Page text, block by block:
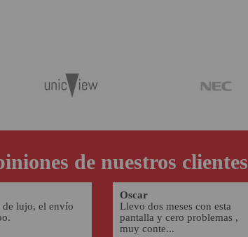
de nuestros clientes
de lujo, el envío
Oscar
Llevo dos meses con esta
pantalla y cero problemas ,
muy conte...